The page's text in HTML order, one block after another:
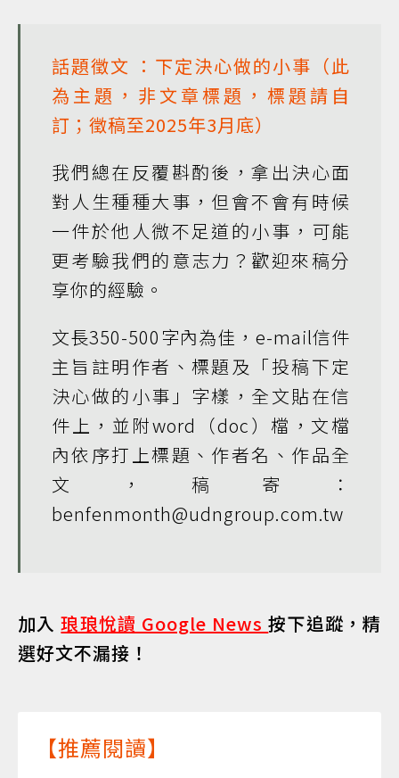
話題徵文 ：下定決心做的小事（此
為主題，非文章標題，標題請自
訂；徵稿至2025年3月底）
我們總在反覆斟酌後，拿出決心面
對人生種種大事，但會不會有時候
一件於他人微不足道的小事，可能
更考驗我們的意志力？歡迎來稿分
享你的經驗。
文長350-500字內為佳，e-mail信件
主旨註明作者、標題及「投稿下定
決心做的小事」字樣，全文貼在信
件上，並附word（doc）檔，文檔
內依序打上標題、作者名、作品全
文，稿寄：
benfenmonth@udngroup.com.tw
加入琅琅悅讀 Google News按下追蹤，精
選好文不漏接！
【推薦閱讀】